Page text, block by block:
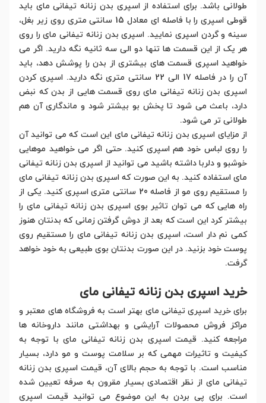
طولانی باشد. برای استفاده از اسپری بدن زنانه تیفانی مای باید
قوطی اسپری را با فاصله ای معادل 15 سانتی متری روی زیر بغل،
سینه و گردن اسپری نمایید. اسپری بدن زنانه تیفانی مای را روی
هر یک از این قسمت ها تنها دو الی سه ثانیه نگه دارید. اگر می
خواهید اسپری قسمت های بیشتری از بدن را پوشش دهد، باید
آن را در فاصله 17 الی 22 سانتی متری نگه دارید. اسپری کردن
اسپری بدن زنانه تیفانی مای روی قسمت هایی از بدن که نبض
دارد، باعث می شود تا پخش بو بیشتر شود و ماندگاری آن هم
طولانی تر می شود.
از مزایای اسپری بدن زنانه تیفانی مای این است که می توانید آن
را روی لباس خود هم اسپری کنید. حتی اگر می خواهید موهایی
خوشبو و دلربا داشته باشید می توانید از اسپری بدن زنانه تیفانی
مای استفاده کنید. به این صورت که اسپری بدن زنانه تیفانی مای
را مستقیم روی مو از فاصله 20 سانتی متری اسپری کنید. یکی از
راه هایی که می توان تاثیر بوی اسپری بدن زنانه تیفانی مای را
بیشتر کرد این است که بعد از دوش گرفتن زمانی که بدنتان هنوز
کمی نم دار است، اسپری بدن زنانه تیفانی مای را مستقیم روی
پوست خود بزنید. در این صورت بدنتان بوی طبیعی به خود خواهد
گرفت.
خرید اسپری بدن زنانه تیفانی مای
برای خرید اسپری تیفانی مای بهتر است به فروشگاه های معتبر و
مراکز فروش محصولات آرایشی و بهداشتی مانند داروخانه ها
مراجعه کنید. قیمت اسپری بدن زنانه تیفانی مای با توجه به
کیفیت و تاثیرات مهمی که بر سلامت پوست و مو دارد، بسیار
مناسب است. با توجه به حجم بالای آن، قیمت اسپری بدن زنانه
تیفانی مای از نظر اقتصادی بسیار مقرون به صرفه تعیین شده
است. برای پی بردن به این موضوع می توانید قیمت اسپری